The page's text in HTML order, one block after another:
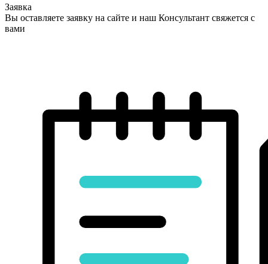
Заявка
Вы оставляете заявку на сайте и наш Консультант свяжется с
вами